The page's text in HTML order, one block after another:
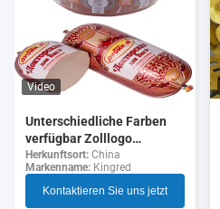
Video
Unterschiedliche Farben
verfügbar Zolllogo
Flexographie Druck 5
Schichten Wurst Gehäuse
für Wurst
Herkunftsort: China
Markenname: Kingred
Kontaktieren Sie uns jetzt